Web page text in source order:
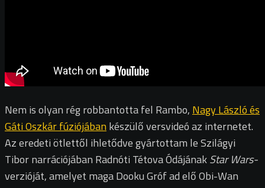
Nem is olyan rég robbantotta fel Rambo, Nagy László és
Gáti Oszkár fúziójában készülő versvideó az internetet.
Az eredeti ötlettől ihletődve gyártottam le Szilágyi
Tibor narrációjában Radnóti Tétova ÓdájánakStar Wars-
verzióját, amelyet maga Dooku Gróf ad elő Obi-Wan